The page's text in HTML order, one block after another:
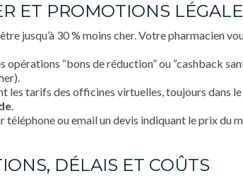
ET PROMOTIONS
jusqu’à 30 % moins cher. Votre pharmacien
“bons de réduction” ou “cashback
les tarifs des officines virtuelles, toujours dans
.
téléphone ou email un devis indiquant le prix du
DÉLAIS ET COÛTS